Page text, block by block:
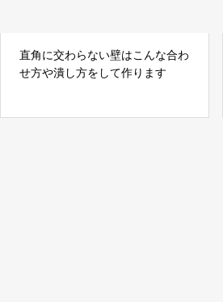
直角に交わらない壁はこんな合わ
せ方や潰し方をして作ります